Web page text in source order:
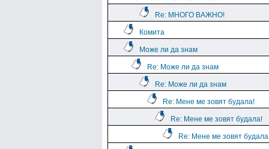
Re: МНОГО ВАЖНО!
Комита
Може ли да знам
Re: Може ли да знам
Re: Може ли да знам
Re: Мене ме зовят будала!
Re: Мене ме зовят будала!
Re: Мене ме зовят